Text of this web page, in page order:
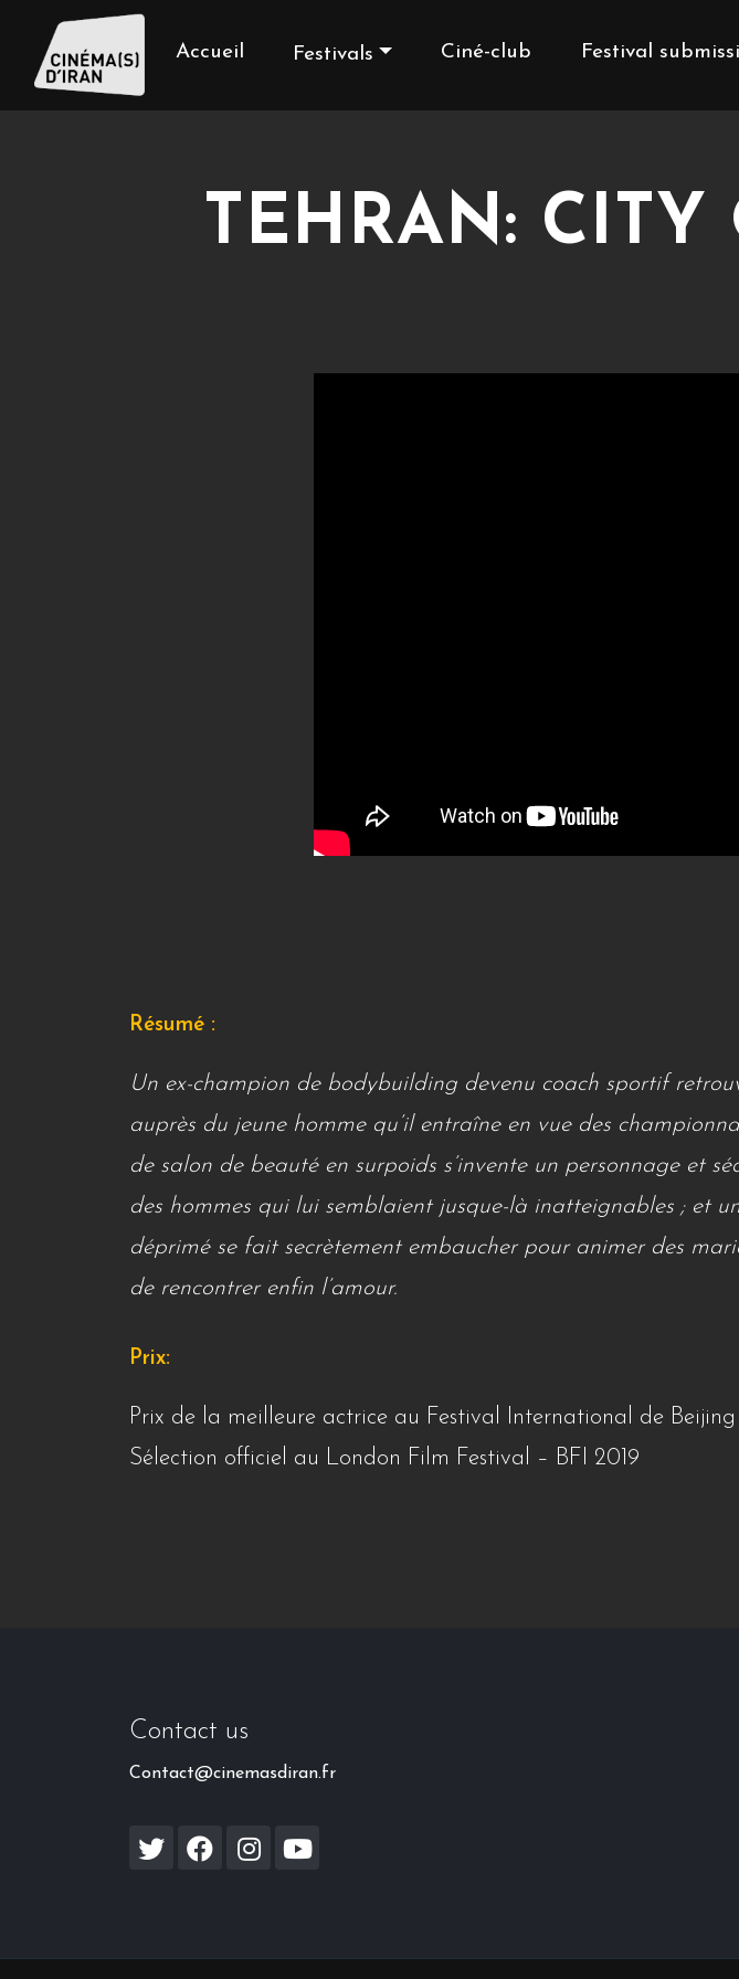
Accueil Festivals Ciné-club Festival
TEHRAN:
Résumé :
Un ex-champion de bodybuilding devenu coach sportif
auprès du jeune homme qu’il entraîne en vue des
de salon de beauté en surpoids s’invente un personnage et
des hommes qui lui semblaient jusque-là inatteignables ; et
déprimé se fait secrètement embaucher pour animer des
de rencontrer enfin l’amour.
Prix:
Prix de la meilleure actrice au Festival International de Beijing
Sélection officiel au London Film Festival – BFI 2019
Contact us
Contact@cinemasdiran.fr